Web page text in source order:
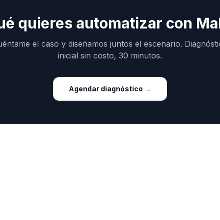
quieres automatizar con
el caso y diseñamos juntos el escenario.
inicial sin costo, 30 minutos.
Agendar diagnóstico →